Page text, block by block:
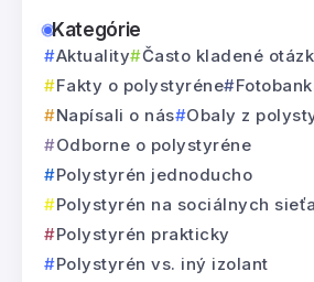
Kategórie
Aktuality Často kladené
Fakty o polystyréne
Napísali o nás
Obaly z
Odborne o polystyréne
Polystyrén jednoducho
Polystyrén na sociálnych
Polystyrén prakticky
Polystyrén vs. iný izolant